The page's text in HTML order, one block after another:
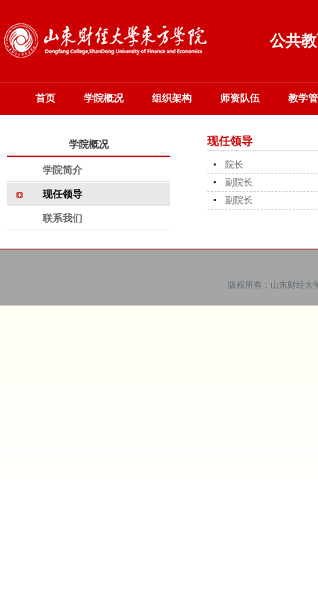
公共
首页 学院概况 组织架构 师资队伍 教学
学院概况
学院简介
现任领导
联系我们
现任领导
院长
副院长
副院长
版权所有：山东财经大